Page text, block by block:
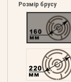
Розмір брусу